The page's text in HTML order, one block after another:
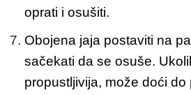
oprati i osušiti.
Obojena jaja postaviti na
sačekati da se osuše.
propustljivija, može doći